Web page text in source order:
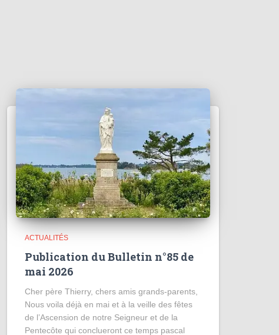
ACTUALITÉS
Publication du Bulletin n°85 de
mai 2026
Cher père Thierry, chers amis grands-parents,
Nous voila déjà en mai et à la veille des fêtes
de l’Ascension de notre Seigneur et de la
Pentecôte qui conclueront ce temps pascal